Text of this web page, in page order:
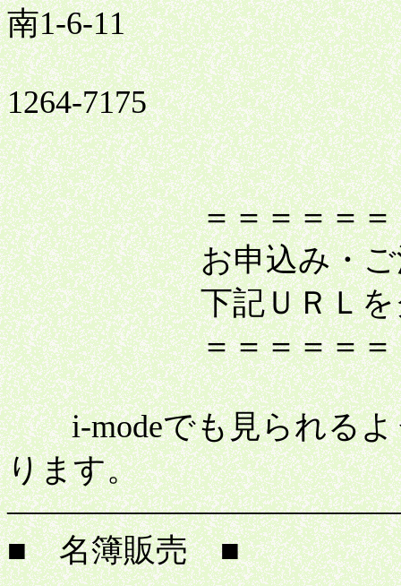
南1-6-11
1264-7175
＝＝＝＝＝＝＝＝
お申込み・ご注
下記ＵＲＬをクリ
＝＝＝＝＝＝＝＝
i-modeでも見られるよ
ります。
■ 名簿販売 ■